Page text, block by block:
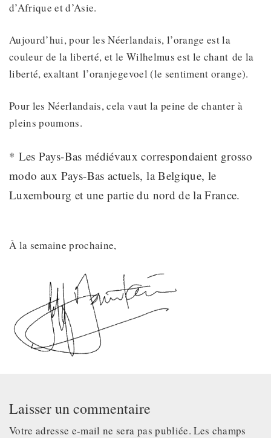
d’Afrique et d’Asie.
Aujourd’hui, pour les Néerlandais, l’orange est la
couleur de la liberté, et le Wilhelmus est le chant de la
liberté, exaltant l’oranjegevoel (le sentiment orange).
Pour les Néerlandais, cela vaut la peine de chanter à
pleins poumons.
* Les Pays-Bas médiévaux correspondaient grosso
modo aux Pays-Bas actuels, la Belgique, le
Luxembourg et une partie du nord de la France.
À la semaine prochaine,
Laisser un commentaire
Votre adresse e-mail ne sera pas publiée. Les champs